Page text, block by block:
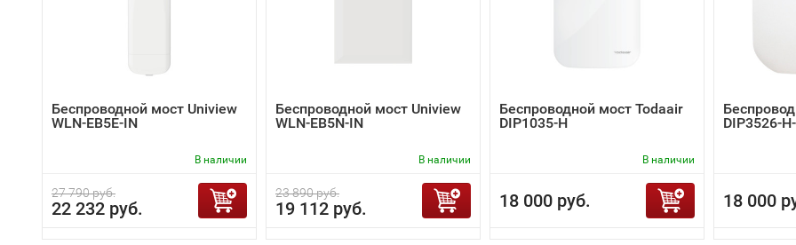
Беспроводной мост Uniview
WLN-EB5E-IN
В наличии
27 790 руб.
22 232 руб.
Беспроводной мост Uniview
WLN-EB5N-IN
В наличии
23 890 руб.
19 112 руб.
Беспроводной мост Todaair
DIP1035-H
В наличии
18 000 руб.
DIP3526-
18 000